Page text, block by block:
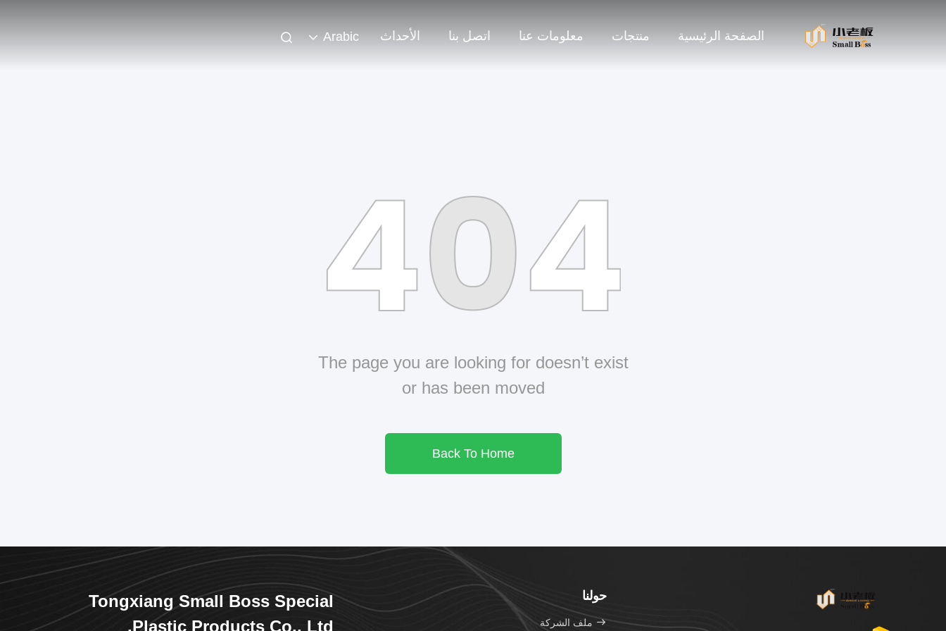
الصفحة الرئيسية منتجات معلومات عنا اتصل بنا الأحداث Arabic
The page you are looking for doesn’t exist
or has been moved
Back To Home
حولنا
ملف الشركة
Tongxiang Small Boss Special
Plastic Products Co., Ltd.